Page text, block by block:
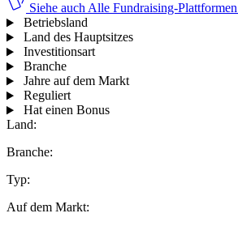
Siehe auchAlle Fundraising-Plattformen
Betriebsland
Land des Hauptsitzes
Investitionsart
Branche
Jahre auf dem Markt
Reguliert
Hat einen Bonus
Land:
Branche:
Typ:
Auf dem Markt: